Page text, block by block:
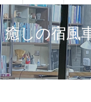
癒しの宿風